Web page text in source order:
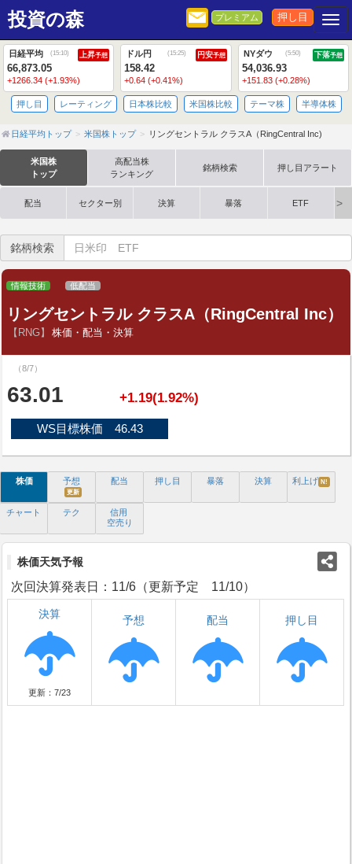
投資の森 プレミアム 押し目
日経平均 (15:10) 上昇予想
66,873.05
+1266.34 (+1.93%)
ドル円 (15:25) 円安予想
158.42
+0.64 (+0.41%)
NYダウ (5:50) 下落予想
54,036.93
+151.83 (+0.28%)
押し目 レーティング 日本株比較 米国株比較 テーマ株 半導体株
日経平均トップ 米国株トップ リングセントラル クラスA（RingCentral Inc)
米国株
トップ
高配当株
ランキング
銘柄検索 押し目アラート
配当 セクター別 決算 暴落 ETF
銘柄検索
情報技術 低配当
リングセントラル クラスA（RingCentral Inc）
【RNG】 株価・配当・決算
（8/7）
63.01 +1.19(1.92%)
WS目標株価 46.43
株価 予想
更新
配当 押し目 暴落 決算 利上げ N!
チャート テク
信用
空売り
株価天気予報
次回決算発表日：11/6（更新予定 11/10）
決算
更新：7/23
予想 配当 押し目